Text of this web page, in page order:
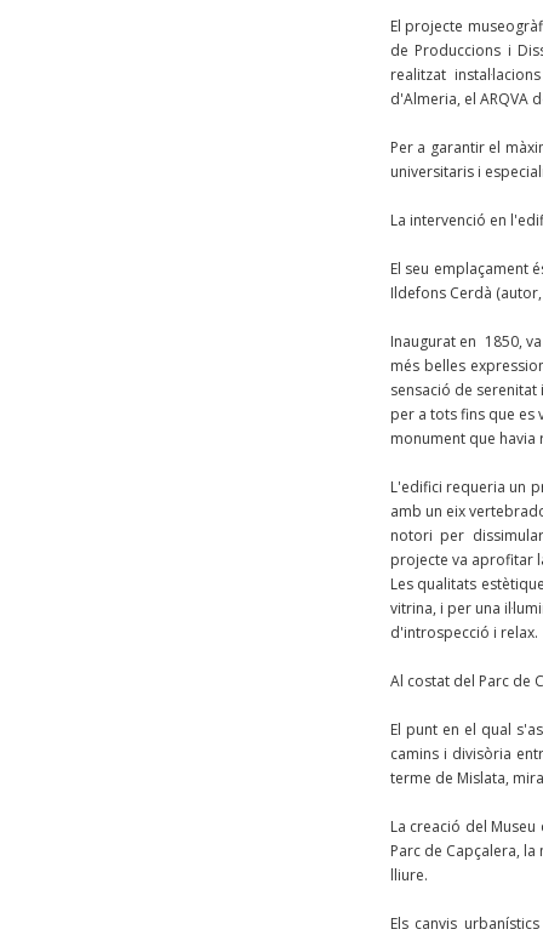
El projecte
de Produccions i
realitzat
d'Almeria, el ARQVA
Per a garantir el
universitaris i
La intervenció en
El seu emplaçament
Ildefons Cerdà
Inaugurat en 1850,
més belles
sensació de
per a tots fins que es
monument que havia
L'edifici requeria un
amb un eix
notori per
projecte va aprofitar
Les qualitats
vitrina, i per una
d'introspecció i relax.
Al costat del Parc de
El punt en el qual
camins i divisòria
terme de Mislata,
La creació del
Parc de Capçalera,
lliure.
Els canvis